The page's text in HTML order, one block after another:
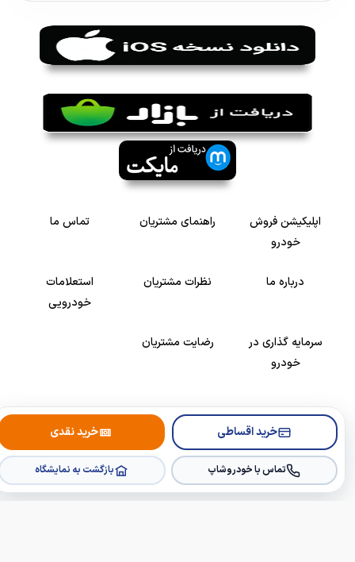
خرید اقساطی خرید نقدی
تماس با خودروشاپ بازگشت به نمایشگاه
اپلیکیشن فروش
خودرو
راهنمای مشتریان تماس ما
درباره ما نظرات مشتریان
استعلامات
خودرویی
سرمایه گذاری در
خودرو
رضایت مشتریان
Copyright © 2005-2026Khodroshop.ir